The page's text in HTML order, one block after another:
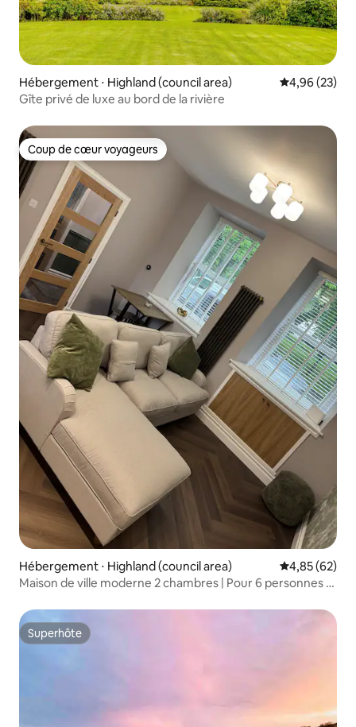
Hébergement ⋅ Highland (council area) Évaluation
4,96 (23)
Gîte privé de luxe au bord de la rivière
Coup de cœur voyageurs
Coup de cœur voyageurs
Hébergement ⋅ Highland (council area) Évaluation
4,85 (62)
Maison de ville moderne 2 chambres | Pour 6 personnes •
Superhôte
Superhôte